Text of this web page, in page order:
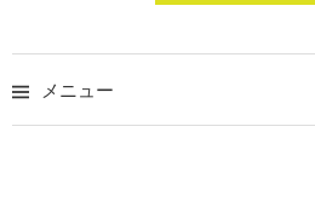
メニュー